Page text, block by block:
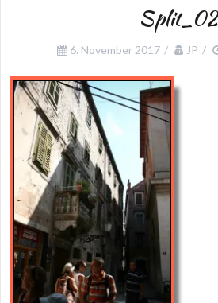
Split_02
6. November 2017 JP